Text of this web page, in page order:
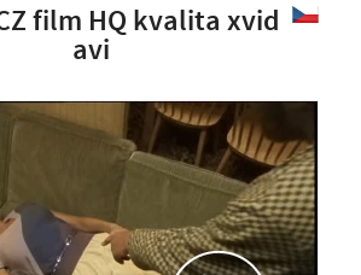
film HQ kvalita xvid
avi
NÁHĽAD VIDEA
NIE JE K DISPOZÍCII